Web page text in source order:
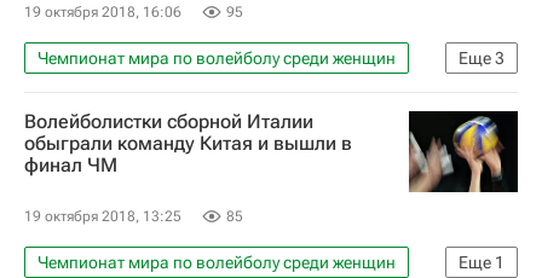
19 октября 2018, 16:06 95
Еще3
Чемпионат мира по волейболу среди женщин
Волейбол
Япония (ж) США (ж)
Волейболистки сборной Италии
обыграли команду Китая и вышли в
финал ЧМ
19 октября 2018, 13:25 85
Еще 1
Чемпионат мира по волейболу среди женщин